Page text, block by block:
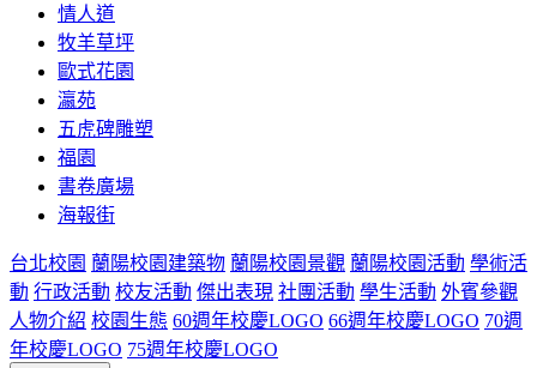
情人道
牧羊草坪
歐式花園
瀛苑
五虎碑雕塑
福園
書卷廣場
海報街
台北校園 蘭陽校園建築物 蘭陽校園景觀 蘭陽校園活動 學術活
動 行政活動 校友活動 傑出表現 社團活動 學生活動 外賓參觀
人物介紹 校園生態 60週年校慶LOGO 66週年校慶LOGO 70週
年校慶LOGO 75週年校慶LOGO